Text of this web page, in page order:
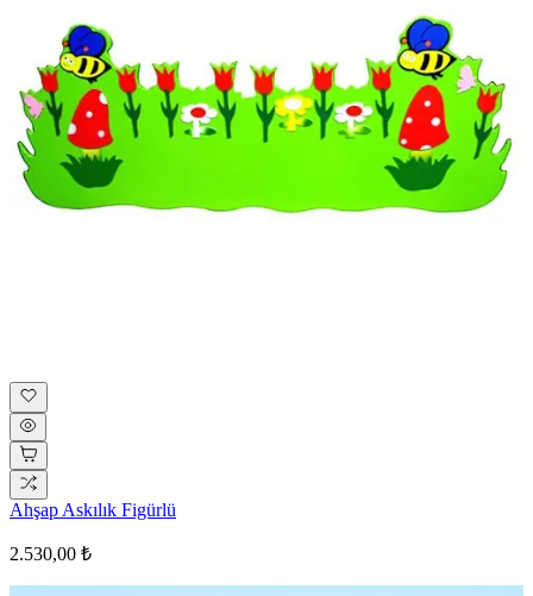
Ahşap Askılık Figürlü
2.530,00 ₺